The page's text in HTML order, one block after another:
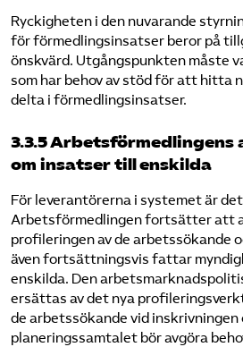
Ryckigheten i den nuvarande
för förmedlingsinsatser beror på
önskvärd. Utgångspunkten måste
som har behov av stöd för att hitta
delta i förmedlingsinsatser.
3.3.5 Arbetsförmedlingens
om insatser till enskilda
För leverantörerna i systemet är
Arbetsförmedlingen fortsätter att
profileringen av de arbetssökande
även fortsättningsvis fattar
enskilda. Den
ersättas av det nya
de arbetssökande vid inskrivningen
planeringssamtalet bör avgöra